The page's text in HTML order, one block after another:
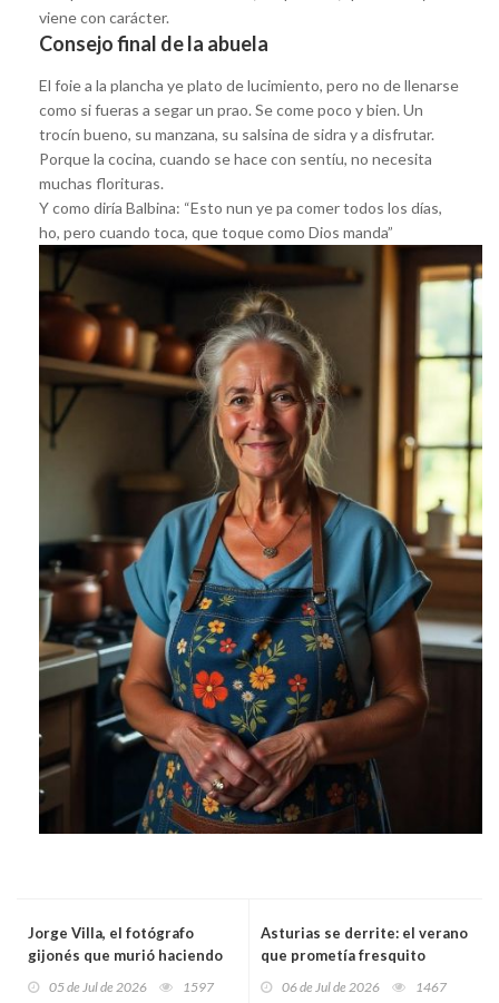
viene con carácter.
Consejo final de la abuela
El foie a la plancha ye plato de lucimiento, pero no de llenarse
como si fueras a segar un prao. Se come poco y bien. Un
trocín bueno, su manzana, su salsina de sidra y a disfrutar.
Porque la cocina, cuando se hace con sentíu, no necesita
muchas florituras.
Y como diría Balbina: “Esto nun ye pa comer todos los días,
ho, pero cuando toca, que toque como Dios manda”
Jorge Villa, el fotógrafo
gijonés que murió haciendo
05 de Jul de 2026 1597
Asturias se derrite: el verano
que prometía fresquito
06 de Jul de 2026 1467